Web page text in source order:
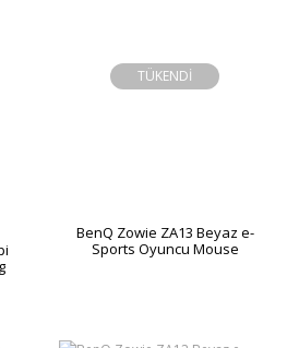
TÜKENDİ
BenQ Zowie ZA13 Beyaz e-
Sports Oyuncu Mouse